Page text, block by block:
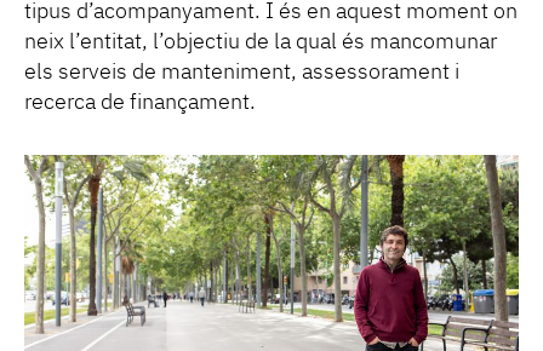
tipus d’acompanyament. I és en aquest moment on
neix l’entitat, l’objectiu de la qual és mancomunar
els serveis de manteniment, assessorament i
recerca de finançament.